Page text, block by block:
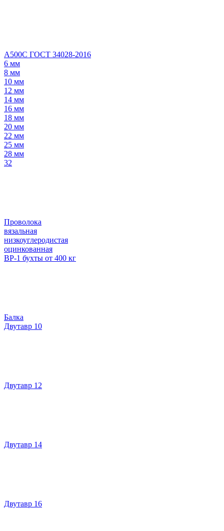
А500С ГОСТ 34028-2016
6 мм
8 мм
10 мм
12 мм
14 мм
16 мм
18 мм
20 мм
22 мм
25 мм
28 мм
32
Проволока
вязальная
низкоуглеродистая
оцинкованная
ВР-1 бухты от 400 кг
Балка
Двутавр 10
Двутавр 12
Двутавр 14
Двутавр 16